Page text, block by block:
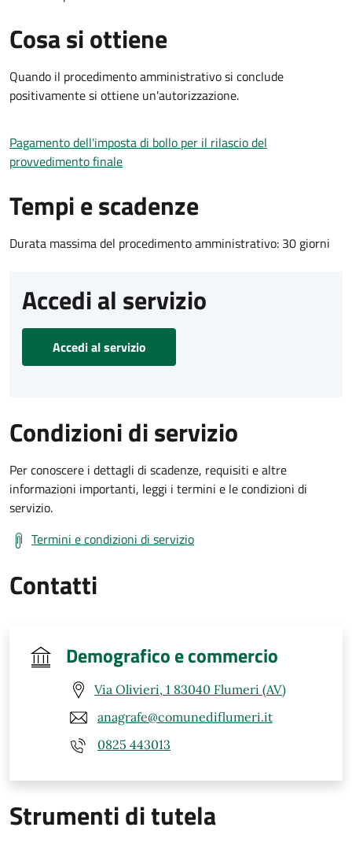
Cosa si ottiene
Quando il procedimento amministrativo si conclude
positivamente si ottiene un'autorizzazione.
Pagamento dell'imposta di bollo per il rilascio del
provvedimento finale
Tempi e scadenze
Durata massima del procedimento amministrativo: 30 giorni
Accedi al servizio
Accedi al servizio
Condizioni di servizio
Per conoscere i dettagli di scadenze, requisiti e altre
informazioni importanti, leggi i termini e le condizioni di
servizio.
Termini e condizioni di servizio
Contatti
Demografico e commercio
Via Olivieri, 1 83040 Flumeri (AV)
anagrafe@comunediflumeri.it
0825 443013
Strumenti di tutela